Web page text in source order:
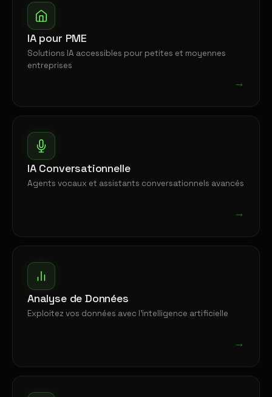
IA pour PME
Solutions IA accessibles pour petites et moyennes
entreprises
→
IA Conversationnelle
Agents vocaux et assistants conversationnels avancés
→
Analyse de Données
Exploitez vos données avec l'intelligence artificielle
→